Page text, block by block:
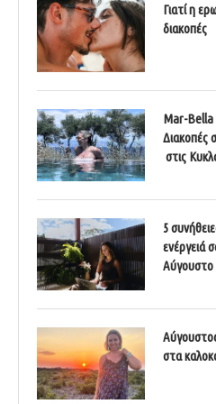
Γιατί η
διακοπές
Mar-Bella
Διακοπές
στις
5
ενέργειά
Αύγουστο
στα